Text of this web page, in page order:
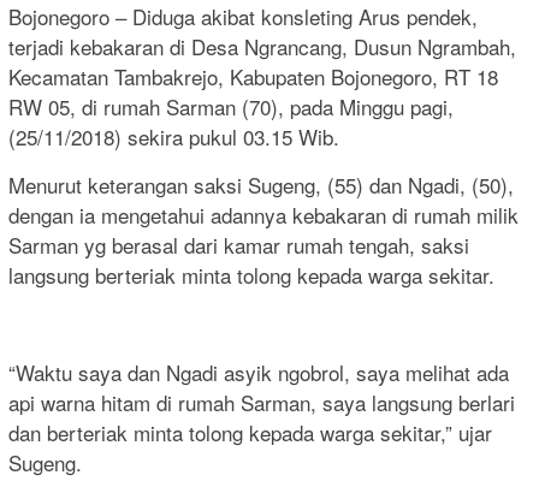
Bojonegoro – Diduga akibat konsleting Arus pendek,
terjadi kebakaran di Desa Ngrancang, Dusun Ngrambah,
Kecamatan Tambakrejo, Kabupaten Bojonegoro, RT 18
RW 05, di rumah Sarman (70), pada Minggu pagi,
(25/11/2018) sekira pukul 03.15 Wib.
Menurut keterangan saksi Sugeng, (55) dan Ngadi, (50),
dengan ia mengetahui adannya kebakaran di rumah milik
Sarman yg berasal dari kamar rumah tengah, saksi
langsung berteriak minta tolong kepada warga sekitar.
“Waktu saya dan Ngadi asyik ngobrol, saya melihat ada
api warna hitam di rumah Sarman, saya langsung berlari
dan berteriak minta tolong kepada warga sekitar,” ujar
Sugeng.